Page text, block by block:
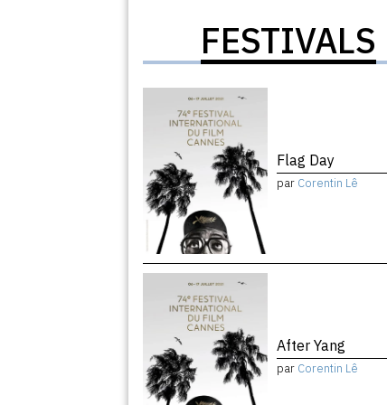
FESTIVALS
Flag Day
par Corentin Lê
After Yang
par Corentin Lê